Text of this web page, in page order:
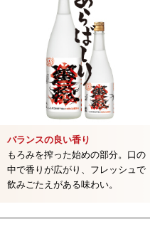
バランスの良い香り
もろみを搾った始めの部分。口の
中で香りが広がり、フレッシュで
飲みごたえがある味わい。